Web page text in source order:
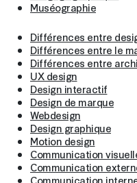
Muséographie
Différences entre
Différences entre le
Différences entre
UX design
Design interactif
Design de marque
Webdesign
Design graphique
Motion design
Communication
Communication
Communication